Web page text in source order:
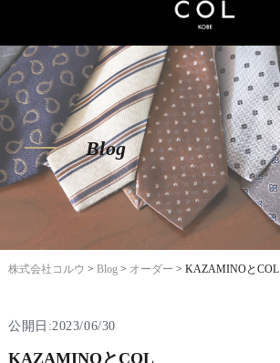
Blog
株式会社コルウ > Blog> オーダー > KAZAMINOとCOL
公開日:2023/06/30
KAZAMINOとCOL